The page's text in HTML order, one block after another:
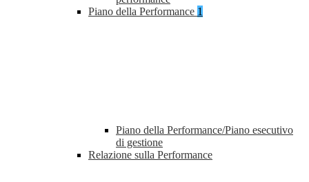
Piano della Performance 1
Piano della Performance/Piano esecutivo
di gestione
Relazione sulla Performance